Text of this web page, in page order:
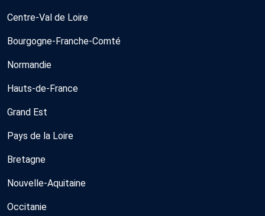
Centre-Val de Loire
Bourgogne-Franche-Comté
Normandie
Hauts-de-France
Grand Est
Pays de la Loire
Bretagne
Nouvelle-Aquitaine
Occitanie